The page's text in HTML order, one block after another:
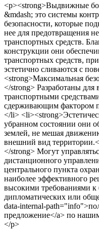
<p><strong>Выдвижные
&mdash; это системы
безопасности, которые
нее для предотвращения
транспортных средств.
конструкции они
транспортных средств,
эстетично сливаются с
<strong>Максимальная
</strong> Разработаны
транспортными
сдерживающим фактором
</li>
убранном состоянии они
землей, не мешая
внешний вид
</strong> Могут
дистанционного
центрального пункта
наиболее эффективного
высокими требованиями к
дипломатических или
data-internal-
предложение</a> по
</p>